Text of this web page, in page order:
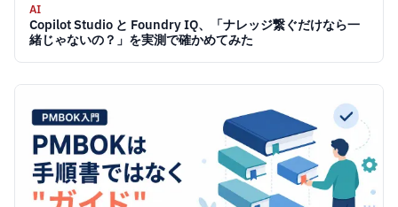
AI
Copilot Studio と Foundry IQ、「ナレッジ繋ぐだけなら一
緒じゃないの？」を実測で確かめてみた